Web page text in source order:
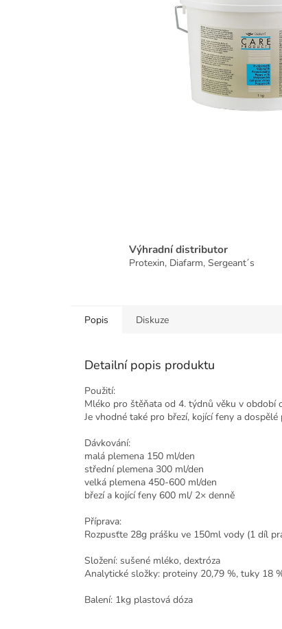
Výhradní distributor
Protexin, Diafarm, Sergeant´s
Popis Diskuze
Detailní popis produktu
Použití:
Mléko pro štěňata od 4. týdnů věku v období
Je vhodné také pro březí, kojící feny a
Dávkování:
malá plemena 150 ml/den
střední plemena 300 ml/den
velká plemena 450-600 ml/den
březí a kojící feny 600 ml/ 2× denně
Příprava:
Rozpusťte 28g prášku ve 150ml vody (1 díl
Složení: sušené mléko, dextróza
Analytické složky: proteiny 20,79 %, tuky 18
Balení: 1kg plastová dóza